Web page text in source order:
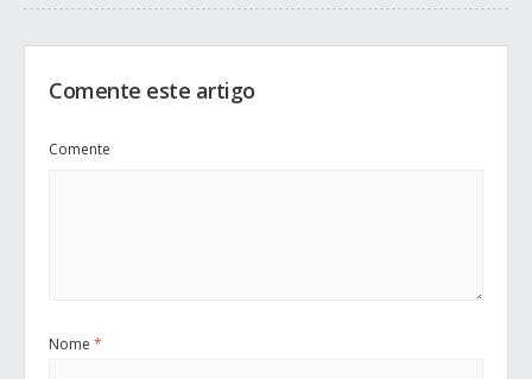
Comente este artigo
Comente
Nome *